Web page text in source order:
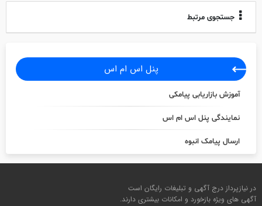
جستجوی مرتبط
پنل اس ام اس
آموزش بازاریابی پیامکی
نمایندگی پنل اس ام اس
ارسال پیامک انبوه
در نیازپرداز درج آگهی و تبلیغات رایگان است
آگهی های ویژه بازخورد و امکانات بیشتری دارند.